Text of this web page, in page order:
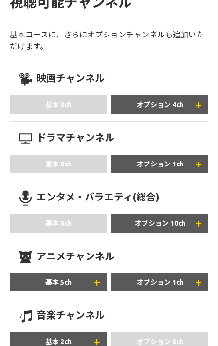
基本コースに、さらにオプションチャンネルも追加いた
だけます。
映画チャンネル
基本 0ch オプション 4ch
+770円/月(税込)
+1,980円/月(税込)
+1,650
+1,980 円/月(税込)
ドラマチャンネル
基本 0ch オプション 1ch
+770円/月(税込)
エンタメ・バラエティ(総合)
基本 0ch オプション 10ch
+660円/月(税込)
+2,530円/月(税込)
アニメチャンネル
基本 5ch オプション 1ch
+2,180円/月(税込)
音楽チャンネル
基本 2ch オプション 0ch